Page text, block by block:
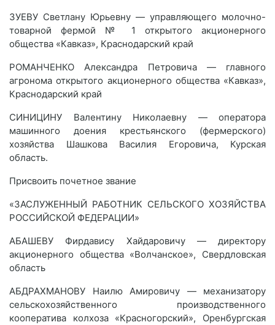
ЗУЕВУ Светлану Юрьевну — управляющего молочно-
товарной фермой № 1 открытого акционерного
общества «Кавказ», Краснодарский край
РОМАНЧЕНКО Александра Петровича — главного
агронома открытого акционерного общества «Кавказ»,
Краснодарский край
СИНИЦИНУ Валентину Николаевну — оператора
машинного доения крестьянского (фермерского)
хозяйства Шашкова Василия Егоровича, Курская
область.
Присвоить почетное звание
«ЗАСЛУЖЕННЫЙ РАБОТНИК СЕЛЬСКОГО ХОЗЯЙСТВА
РОССИЙСКОЙ ФЕДЕРАЦИИ»
АБАШЕВУ Фирдавису Хайдаровичу — директору
акционерного общества «Волчанское», Свердловская
область
АБДРАХМАНОВУ Наилю Амировичу — механизатору
сельскохозяйственного производственного
кооператива колхоза «Красногорский», Оренбургская